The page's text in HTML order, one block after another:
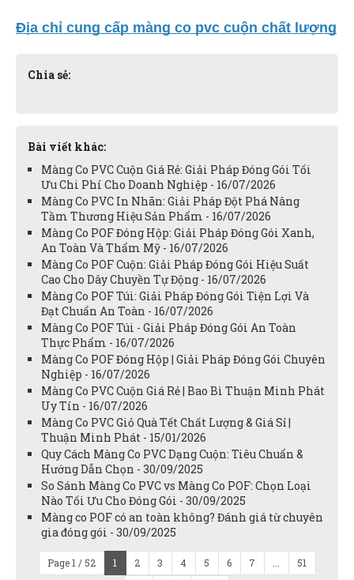
Địa chỉ cung cấp màng co pvc cuộn chất lượng
Chia sẻ:
Bài viết khác:
Màng Co PVC Cuộn Giá Rẻ: Giải Pháp Đóng Gói Tối
Ưu Chi Phí Cho Doanh Nghiệp - 16/07/2026
Màng Co PVC In Nhãn: Giải Pháp Đột Phá Nâng
Tầm Thương Hiệu Sản Phẩm - 16/07/2026
Màng Co POF Đóng Hộp: Giải Pháp Đóng Gói Xanh,
An Toàn Và Thẩm Mỹ - 16/07/2026
Màng Co POF Cuộn: Giải Pháp Đóng Gói Hiệu Suất
Cao Cho Dây Chuyền Tự Động - 16/07/2026
Màng Co POF Túi: Giải Pháp Đóng Gói Tiện Lợi Và
Đạt Chuẩn An Toàn - 16/07/2026
Màng Co POF Túi - Giải Pháp Đóng Gói An Toàn
Thực Phẩm - 16/07/2026
Màng Co POF Đóng Hộp | Giải Pháp Đóng Gói Chuyên
Nghiệp - 16/07/2026
Màng Co PVC Cuộn Giá Rẻ | Bao Bì Thuận Minh Phát
Uy Tín - 16/07/2026
Màng Co PVC Giỏ Quà Tết Chất Lượng & Giá Sỉ |
Thuận Minh Phát - 15/01/2026
Quy Cách Màng Co PVC Dạng Cuộn: Tiêu Chuẩn &
Hướng Dẫn Chọn - 30/09/2025
So Sánh Màng Co PVC vs Màng Co POF: Chọn Loại
Nào Tối Ưu Cho Đóng Gói - 30/09/2025
Màng co POF có an toàn không? Đánh giá từ chuyên
gia đóng gói - 30/09/2025
Page 1 / 52 1 2 3 4 5 6 7 ...
51